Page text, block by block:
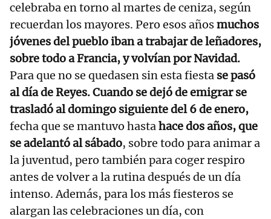
celebraba en torno al martes de ceniza, según
recuerdan los mayores. Pero esos añosmuchos
jóvenes del pueblo iban a trabajar de leñadores,
sobre todo a Francia, y volvían por Navidad.
Para que no se quedasen sin esta fiesta se pasó
al día de Reyes. Cuando se dejó de emigrar se
trasladó al domingo siguiente del 6 de enero,
fecha que se mantuvo hastahace dos años, que
se adelantó al sábado, sobre todo para animar a
la juventud, pero también para coger respiro
antes de volver a la rutina después de un día
intenso. Además, para los más fiesteros se
alargan las celebraciones un día, con